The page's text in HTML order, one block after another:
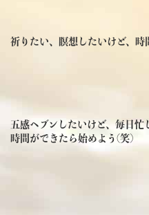
祈りたい、瞑想したいけど、時
五感ヘブンしたいけど、毎日忙
時間ができたら始めよう(笑)